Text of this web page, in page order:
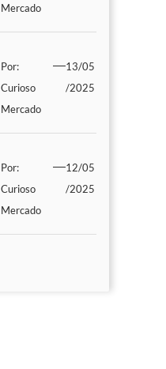
Mercado
Por:
Curioso
Mercado
13/05
/2025
Por:
Curioso
Mercado
12/05
/2025